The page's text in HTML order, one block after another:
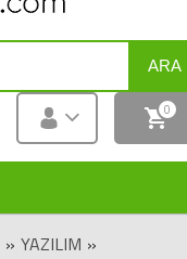
ARA
0
» YAZILIM »